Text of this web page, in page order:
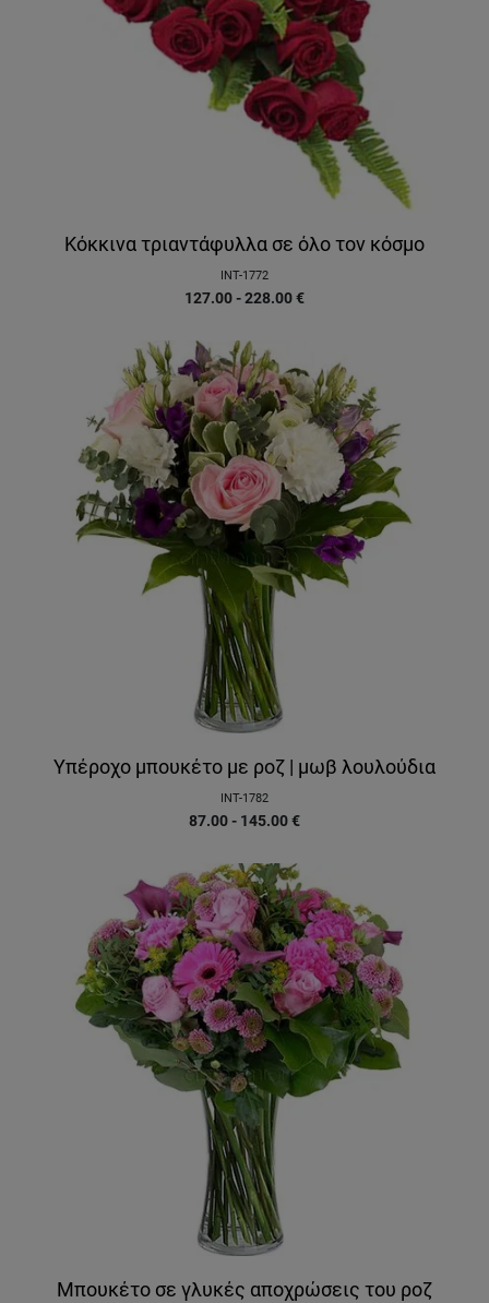
Κόκκινα τριαντάφυλλα σε όλο τον κόσμο
INT-1772
127.00 - 228.00€
Υπέροχο μπουκέτο με ροζ | μωβ λουλούδια
INT-1782
87.00 - 145.00€
Μπουκέτο σε γλυκές αποχρώσεις του ροζ